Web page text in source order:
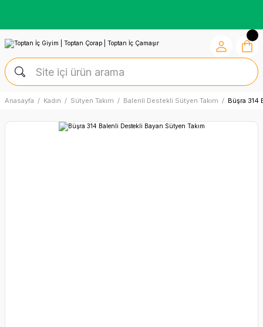
Anasayfa Kadın Sütyen Takım Balenli Destekli Sütyen Takım Büşra 314